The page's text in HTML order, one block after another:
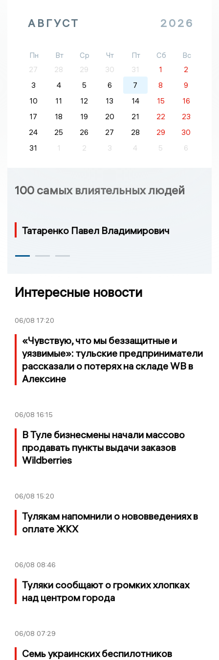
АВГУСТ 2026
Пн Вт Ср Чт Пт Сб
Вс
27
28 29 30 31 1
2
3
4 5 6 7 8
9
10
11 12 13 14 15
16
17
18 19 20 21 22
23
24
25 26 27 28 29
30
31
1 2 3 4 5 6
100 самых влиятельных людей
Татаренко Павел Владимирович
Интересные новости
06/08 17:20
«Чувствую, что мы беззащитные и
уязвимые»: тульские предприниматели
рассказали о потерях на складе WB в
Алексине
06/08 16:15
В Туле бизнесмены начали массово
продавать пункты выдачи заказов
Wildberries
06/08 15:20
Тулякам напомнили о нововведениях в
оплате ЖКХ
06/08 08:46
Туляки сообщают о громких хлопках
над центром города
06/08 07:29
Семь украинских беспилотников